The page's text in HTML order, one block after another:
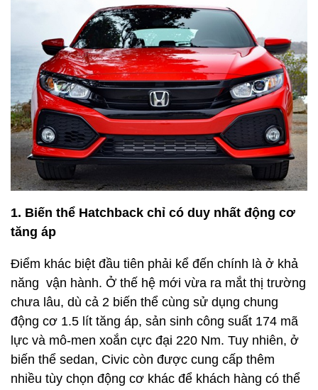
1. Biến thể Hatchback chỉ có duy nhất động cơ
tăng áp
Điểm khác biệt đầu tiên phải kể đến chính là ở khả
năng vận hành. Ở thế hệ mới vừa ra mắt thị trường
chưa lâu, dù cả 2 biến thể cùng sử dụng chung
động cơ 1.5 lít tăng áp, sản sinh công suất 174 mã
lực và mô-men xoắn cực đại 220 Nm. Tuy nhiên, ở
biến thể sedan, Civic còn được cung cấp thêm
nhiều tùy chọn động cơ khác để khách hàng có thể